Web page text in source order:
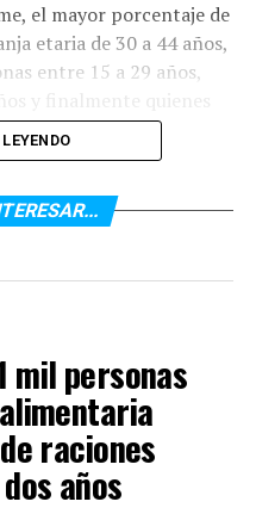
el mayor porcentaje de
etaria de 30 a 44 años,
entre 15 a 29 años,
(Sistema de
al menos una dosis en
y del sector
corresponden a la
mayores de 60
territorial
mil personas
raciones
años